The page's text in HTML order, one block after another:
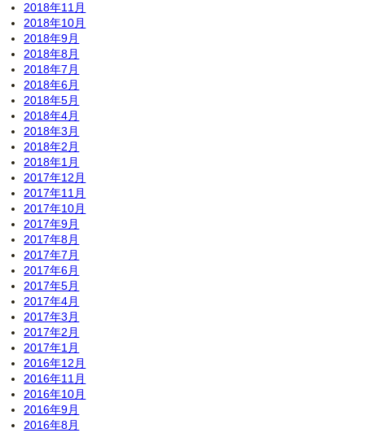
2018年11月
2018年10月
2018年9月
2018年8月
2018年7月
2018年6月
2018年5月
2018年4月
2018年3月
2018年2月
2018年1月
2017年12月
2017年11月
2017年10月
2017年9月
2017年8月
2017年7月
2017年6月
2017年5月
2017年4月
2017年3月
2017年2月
2017年1月
2016年12月
2016年11月
2016年10月
2016年9月
2016年8月